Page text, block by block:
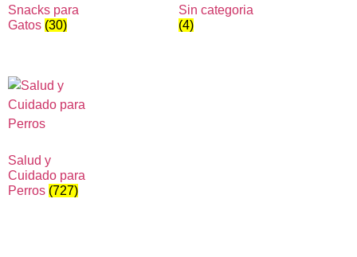
Snacks para
Gatos (30)
Sin categoria
(4)
Salud y
Cuidado para
Perros (727)